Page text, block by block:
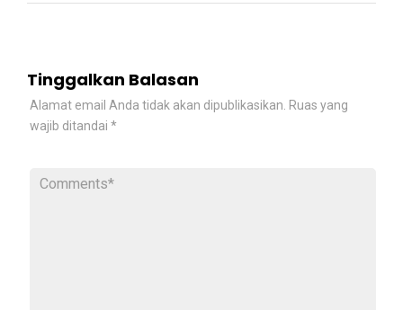
Tinggalkan Balasan
Alamat email Anda tidak akan dipublikasikan. Ruas yang
wajib ditandai *